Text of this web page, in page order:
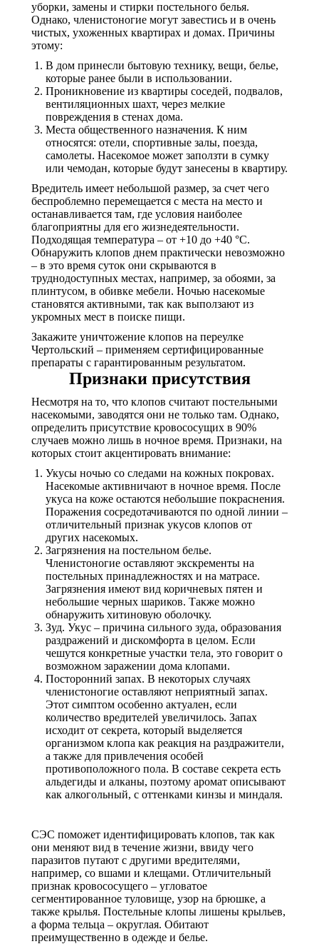
уборки, замены и стирки постельного белья.
Однако, членистоногие могут завестись и в очень
чистых, ухоженных квартирах и домах. Причины
этому:
В дом принесли бытовую технику, вещи, белье,
которые ранее были в использовании.
Проникновение из квартиры соседей, подвалов,
вентиляционных шахт, через мелкие
повреждения в стенах дома.
Места общественного назначения. К ним
относятся: отели, спортивные залы, поезда,
самолеты. Насекомое может заползти в сумку
или чемодан, которые будут занесены в квартиру.
Вредитель имеет небольшой размер, за счет чего
беспроблемно перемещается с места на место и
останавливается там, где условия наиболее
благоприятны для его жизнедеятельности.
Подходящая температура – от +10 до +40 °С.
Обнаружить клопов днем практически невозможно
– в это время суток они скрываются в
труднодоступных местах, например, за обоями, за
плинтусом, в обивке мебели. Ночью насекомые
становятся активными, так как выползают из
укромных мест в поиске пищи.
Закажите уничтожение клопов на переулке
Чертольский – применяем сертифицированные
препараты с гарантированным результатом.
Признаки присутствия
Несмотря на то, что клопов считают постельными
насекомыми, заводятся они не только там. Однако,
определить присутствие кровососущих в 90%
случаев можно лишь в ночное время. Признаки, на
которых стоит акцентировать внимание:
Укусы ночью со следами на кожных покровах.
Насекомые активничают в ночное время. После
укуса на коже остаются небольшие покраснения.
Поражения сосредотачиваются по одной линии –
отличительный признак укусов клопов от
других насекомых.
Загрязнения на постельном белье.
Членистоногие оставляют экскременты на
постельных принадлежностях и на матрасе.
Загрязнения имеют вид коричневых пятен и
небольшие черных шариков. Также можно
обнаружить хитиновую оболочку.
Зуд. Укус – причина сильного зуда, образования
раздражений и дискомфорта в целом. Если
чешутся конкретные участки тела, это говорит о
возможном заражении дома клопами.
Посторонний запах. В некоторых случаях
членистоногие оставляют неприятный запах.
Этот симптом особенно актуален, если
количество вредителей увеличилось. Запах
исходит от секрета, который выделяется
организмом клопа как реакция на раздражители,
а также для привлечения особей
противоположного пола. В составе секрета есть
альдегиды и алканы, поэтому аромат описывают
как алкогольный, с оттенками кинзы и миндаля.
СЭС поможет идентифицировать клопов, так как
они меняют вид в течение жизни, ввиду чего
паразитов путают с другими вредителями,
например, со вшами и клещами. Отличительный
признак кровососущего – угловатое
сегментированное туловище, узор на брюшке, а
также крылья. Постельные клопы лишены крыльев,
а форма тельца – округлая. Обитают
преимущественно в одежде и белье.